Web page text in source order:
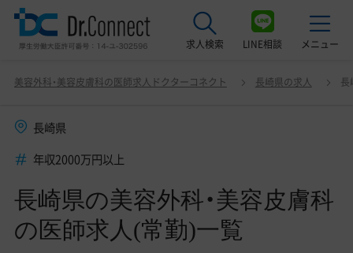
求人検索 LINE相談 メニュー
美容クリニック見学ご希望の方はこちら
サービス紹介
ドクターコネクトの強み
エージェント紹介
美容外科・美容皮膚科の医師求人ドクターコネクト 長崎県の求人 長
長崎県
年収2000万円以上
長崎県の美容外科・美容皮膚科
の医師求人(常勤)一覧
長崎県の美容外科・美容皮膚科の医師求人(常勤)一覧 変更